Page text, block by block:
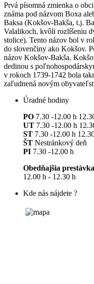
Prvá písomná zmienka o
známa pod názvom Boxa
Baksa (Kokšov-Bakša, t.j.
Valalikoch, kvôli rozlíšeniu
stolice). Tento názov bol v
do slovenčiny ako Kokšov.
názov Kokšov-Bakša.
dedinou s
v rokoch 1739-1742 bola
zaľudnená novým
Úradné hodiny
PO 7.30 -12.00 h
UT 7.30 -12.00 h
ST 7.30 -12.00 h
ŠT Nestránkový deň
PI 7.30 -12.00 h
Obedňajšia
12.00 h - 12.30 h
Kde nás nájdete ?